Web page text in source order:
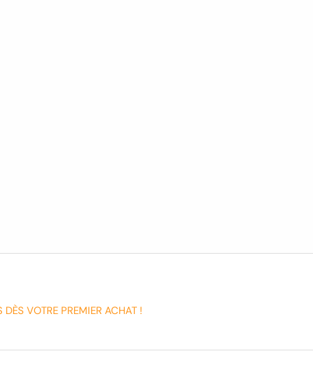
VOTRE PREMIER ACHAT !